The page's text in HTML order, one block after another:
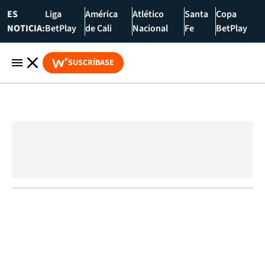
ES
NOTICIA:
Liga
BetPlay
América
de Cali
Atlético
Nacional
Santa
Fe
Copa
BetPlay
SUSCRÍBASE